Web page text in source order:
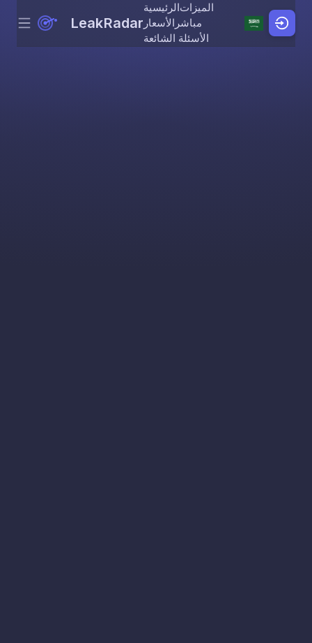
Skip to content
Menu LeakRadar
الرئيسيةالميزات
الأسعار مباشر
الأسئلة الشائعة